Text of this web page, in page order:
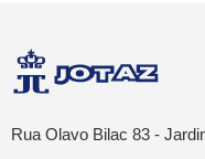
Rua Olavo Bilac 83 -